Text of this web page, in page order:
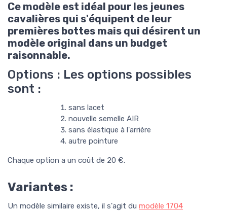
Ce modèle est idéal pour les jeunes
cavalières qui s'équipent de leur
premières bottes mais qui désirent un
modèle original dans un budget
raisonnable.
Options : Les options possibles
sont :
sans lacet
nouvelle semelle AIR
sans élastique à l'arrière
autre pointure
Chaque option a un coût de 20 €.
Variantes :
Un modèle similaire existe, il s'agit du modèle 1704